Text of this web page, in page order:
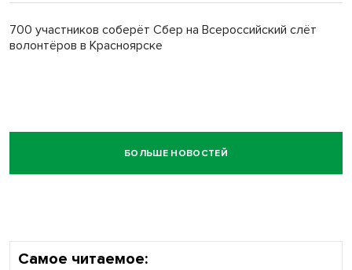
700 участников соберёт Сбер на Всероссийский слёт
волонтёров в Красноярске
БОЛЬШЕ НОВОСТЕЙ
Самое читаемое: